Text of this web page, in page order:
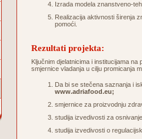
Izrada modela znanstveno-
Realizacija aktivnosti širenja
pomoći.
Rezultati projekta:
Ključnim djelatnicima i institucijama
smjernice vladanja u cilju promicanja
Da bi se stečena saznanja i
www.adriafood.eu;
smjernice za proizvodnju
studija izvedivosti za
studija izvedivosti o